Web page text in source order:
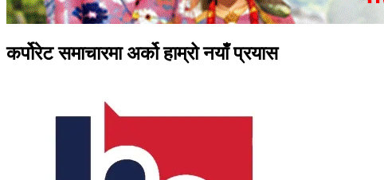
कर्पोरेट समाचारमा अर्को हाम्रो नयाँ प्रयास